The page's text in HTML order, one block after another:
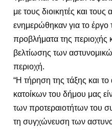
με τους διοικητές και τους
ενημερώθηκαν για το έργο
προβλήματα της περιοχής
βελτίωσης των
περιοχή.
“Η τήρηση της τάξης και
κατοίκων του δήμου μας
των προτεραιοτήτων του
τη συγχώνευση των